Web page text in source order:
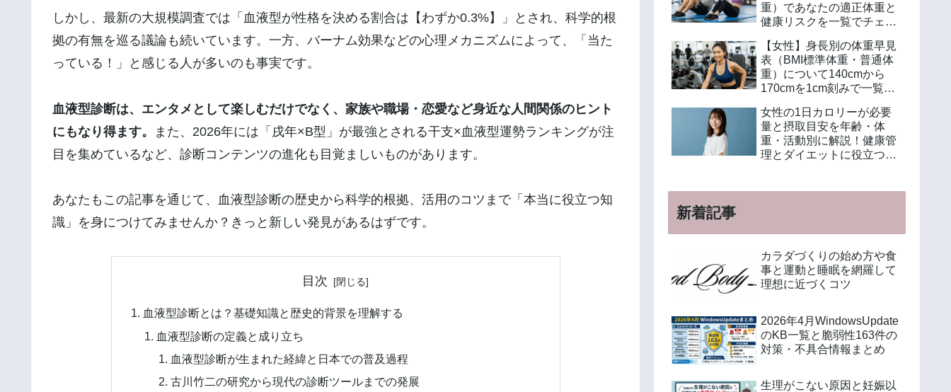
しかし、最新の大規模調査では「血液型が性格を決める割合は【わずか0.3%】」とされ、科学的根
拠の有無を巡る議論も続いています。一方、バーナム効果などの心理メカニズムによって、「当た
っている！」と感じる人が多いのも事実です。
血液型診断は、エンタメとして楽しむだけでなく、家族や職場・恋愛など身近な人間関係のヒント
にもなり得ます。
また、2026年には「戌年×B型」が最強とされる干支×血液型運勢ランキングが注
目を集めているなど、診断コンテンツの進化も目覚ましいものがあります。
あなたもこの記事を通じて、血液型診断の歴史から科学的根拠、活用のコツまで「本当に役立つ知
識」を身につけてみませんか？きっと新しい発見があるはずです。
目次
血液型診断とは？基礎知識と歴史的背景を理解する
血液型診断の定義と成り立ち
血液型診断が生まれた経緯と日本での普及過程
古川竹二の研究から現代の診断ツールまでの発展
重）であなたの適正体重と
健康リスクを一覧でチェッ
【女性】身長別の体重早見
表（BMI標準体重・普通体
重）について140cmから
170cmを1cm刻みで一覧解
算方法も紹介
女性の1日カロリーが必要
量と摂取目安を年齢・体
重・活動別に解説！健康管
理とダイエットに役立つ計
新着記事
カラダづくりの始め方や食
事と運動と睡眠を網羅して
理想に近づくコツ
2026年4月WindowsUpdate
のKB一覧と脆弱性163件の
対策・不具合情報まとめ
生理がこない原因と妊娠以